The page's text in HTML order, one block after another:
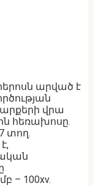
հերոսն արված է
վրա
հեռախոսը.
տող.
– 100xv.